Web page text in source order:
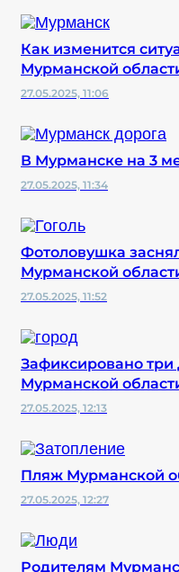
Как изменится
Мурманской
27.05.2025, 11:06
В Мурманске на 3
27.05.2025, 11:34
Фотоловушка
Мурманской
27.05.2025, 11:52
Зафиксировано три
Мурманской
27.05.2025, 12:13
Пляж Мурманской
27.05.2025, 12:27
Родителям